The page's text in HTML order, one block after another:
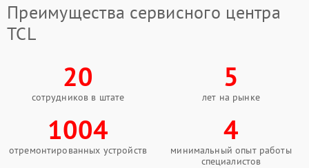
Преимущества сервисного центра
TCL
20
сотрудников в штате
5
лет на рынке
1004
отремонтированных устройств
4
минимальный опыт работы
специалистов